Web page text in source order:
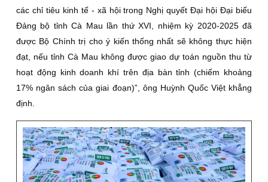
các chỉ tiêu kinh tế - xã hội trong Nghị quyết Đại hội Đại biểu
Đảng bộ tỉnh Cà Mau lần thứ XVI, nhiệm kỳ 2020-2025 đã
được Bộ Chính trị cho ý kiến thống nhất sẽ không thực hiện
đạt, nếu tỉnh Cà Mau không được giao dự toán nguồn thu từ
hoạt động kinh doanh khí trên địa bàn tỉnh (chiếm khoảng
17% ngân sách của giai đoạn)”, ông Huỳnh Quốc Việt khẳng
định.